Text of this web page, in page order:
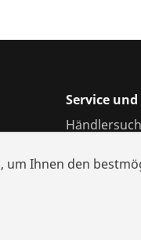
Service
um Ihnen den